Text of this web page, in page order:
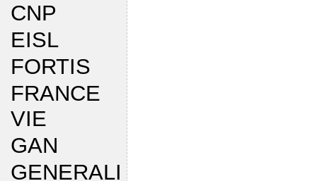
CNP
EISL
FORTIS
FRANCE
VIE
GAN
GENERALI